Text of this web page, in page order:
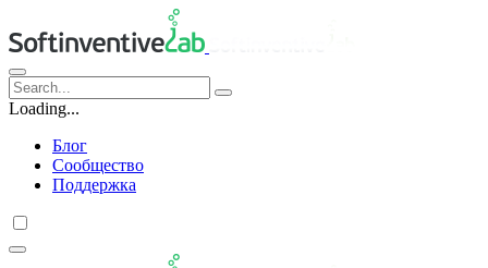
Loading...
Блог
Сообщество
Поддержка